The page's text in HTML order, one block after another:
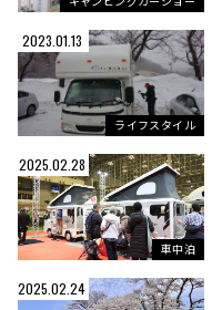
2023.01.13
ライフスタイル
2025.02.28
車中泊
2025.02.24